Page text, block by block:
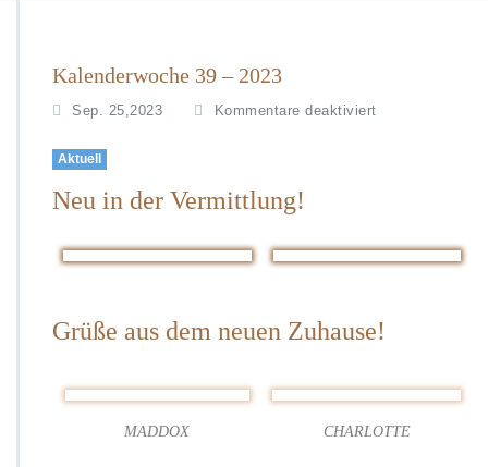
Kalenderwoche 39 – 2023
Sep. 25,2023 Kommentare deaktiviert
n
r
c
e
Aktuell
Neu in der Vermittlung!
Grüße aus dem neuen Zuhause!
MADDOX CHARLOTTE